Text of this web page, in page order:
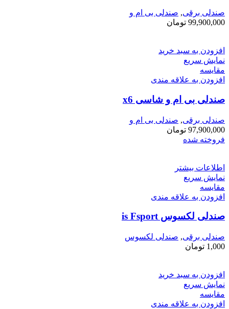
صندلی برقی, صندلی بی ام و
99,900,000 تومان
افزودن به سبد خرید
نمایش سریع
مقايسه
افزودن به علاقه مندی
صندلی بی ام و شاسی x6
صندلی برقی, صندلی بی ام و
97,900,000 تومان
فروخته شده
اطلاعات بیشتر
نمایش سریع
مقايسه
افزودن به علاقه مندی
صندلی لکسوس is Fsport
صندلی برقی, صندلی لکسوس
1,000 تومان
افزودن به سبد خرید
نمایش سریع
مقايسه
افزودن به علاقه مندی